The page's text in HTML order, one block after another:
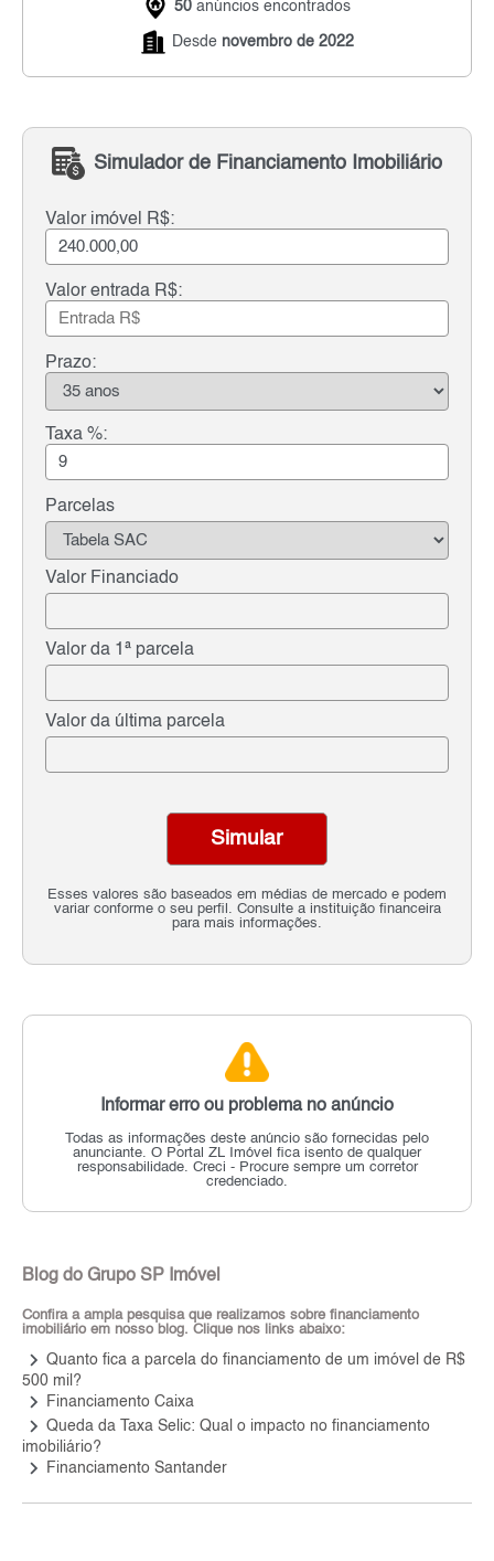
50 anúncios encontrados
Desde novembro de 2022
Simulador de Financiamento Imobiliário
Valor imóvel R$:
Valor entrada R$:
Prazo:
Taxa %:
Parcelas
Valor Financiado
Valor da 1ª parcela
Valor da última parcela
Esses valores são baseados em médias de mercado e podem
variar conforme o seu perfil. Consulte a instituição financeira
para mais informações.
Simular
Informar erro ou problema no anúncio
Todas as informações deste anúncio são fornecidas pelo
anunciante. O Portal ZL Imóvel fica isento de qualquer
responsabilidade. Creci - Procure sempre um corretor
credenciado.
Blog do Grupo SP Imóvel
Confira a ampla pesquisa que realizamos sobre financiamento
imobiliário em nosso blog. Clique nos links abaixo:
keyboard_arrow_right Quanto fica a parcela do financiamento de um imóvel de R$
500 mil?
keyboard_arrow_right Financiamento Caixa
keyboard_arrow_right Queda da Taxa Selic: Qual o impacto no financiamento
imobiliário?
keyboard_arrow_right Financiamento Santander